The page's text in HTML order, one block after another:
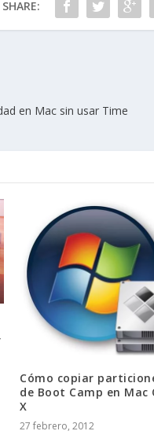
SHARE:
en Mac sin usar Time
Cómo copiar
de Boot Camp en Mac
X
27 febrero, 2012